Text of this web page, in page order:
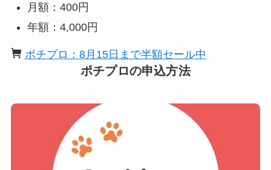
月額：400円
年額：4,000円
ポチプロ：8月15日まで半額セール中
ポチプロの申込方法